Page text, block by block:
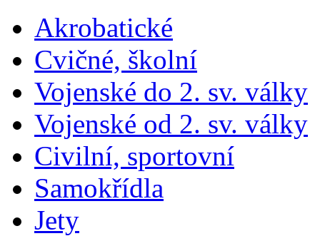
Akrobatické
Cvičné, školní
Vojenské do 2. sv. války
Vojenské od 2. sv. války
Civilní, sportovní
Samokřídla
Jety